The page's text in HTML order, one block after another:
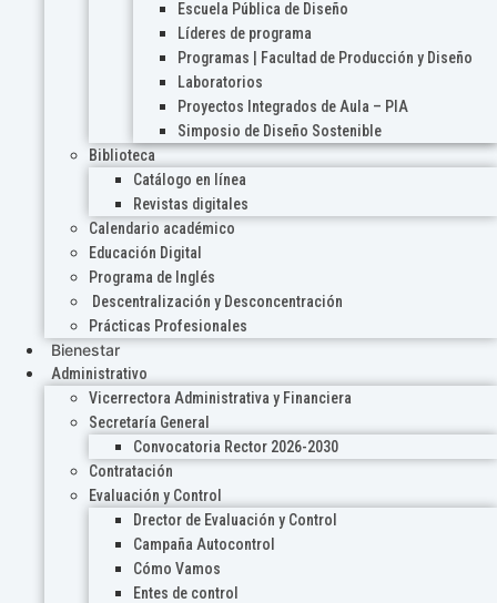
Escuela Pública de Diseño
Líderes de programa
Programas | Facultad de Producción y Diseño
Laboratorios
Proyectos Integrados de Aula – PIA
Simposio de Diseño Sostenible
Biblioteca
Catálogo en línea
Revistas digitales
Calendario académico
Educación Digital
Programa de Inglés
Descentralización y Desconcentración
Prácticas Profesionales
Bienestar
Administrativo
Vicerrectora Administrativa y Financiera
Secretaría General
Convocatoria Rector 2026-2030
Contratación
Evaluación y Control
Drector de Evaluación y Control
Campaña Autocontrol
Cómo Vamos
Entes de control